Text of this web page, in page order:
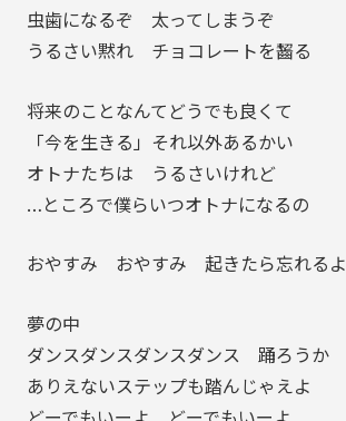
虫歯になるぞ 太ってしまうぞ
うるさい黙れ チョコレートを齧る
将来のことなんてどうでも良くて
「今を生きる」それ以外あるかい
オトナたちは うるさいけれど
…ところで僕らいつオトナになるの
おやすみ おやすみ 起きたら忘れるよ
夢の中
ダンスダンスダンスダンス 踊ろうか
ありえないステップも踏んじゃえよ